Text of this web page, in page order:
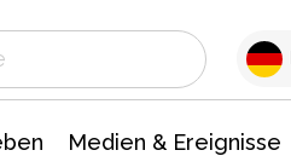
Medien & Ereignisse